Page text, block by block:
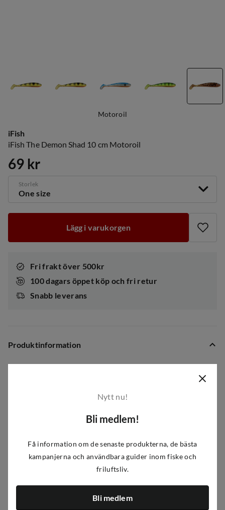
Motoroil
iFish
iFish The Demon Shad 10 cm Motoroil
price
69 kr
Storlek
One size
Lägg i varukorgen
Fri frakt över 500kr
100 dagars öppet köp och fri retur
Snabb leverans
Produktinformation
betesbyggaren Niklas Lures. Innehåller 2 styck jiggar och
Leverantörens artikelnummer:20217051
Nytt nu!
Bli medlem!
Få information om de senaste produkterna, de bästa
kampanjerna och användbara guider inom fiske och
friluftsliv.
Bli medlem